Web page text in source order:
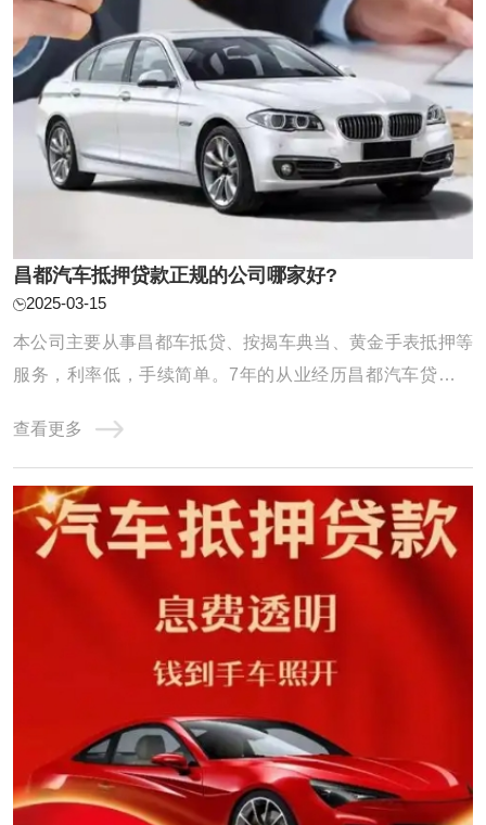
昌都汽车抵押贷款正规的公司哪家好?
2025-03-15
本公司主要从事昌都车抵贷、按揭车典当、黄金手表抵押等
服务，利率低，手续简单。7年的从业经历昌都汽车贷款积
以“客户利益至上”为服务宗旨，为您量身定做便捷、适合的
方案，为广大客户排忧解难，建立了多方位、稳固的渠道合
作关系，成为渠道与客户之间的纽带和桥梁， ...
查看更多